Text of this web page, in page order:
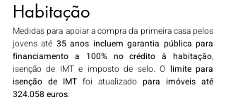
Habitação
Medidas para apoiar a compra da primeira casa pelos
jovens até 35 anos incluem garantia pública para
financiamento a 100% no crédito à habitação,
isenção de IMT e imposto de selo. O limite para
isenção de IMT foi atualizado para imóveis até
324.058 euros.